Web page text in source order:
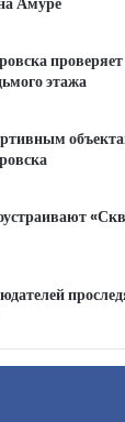
проверяет
этажа